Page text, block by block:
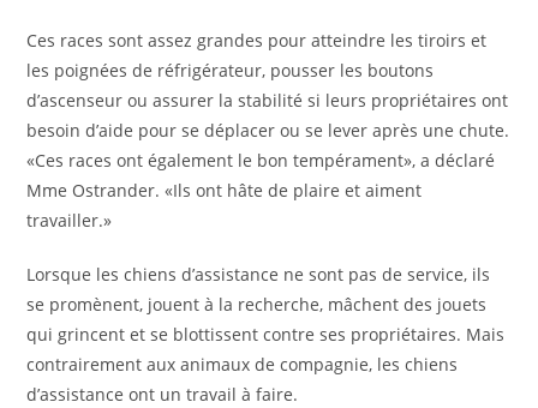
Ces races sont assez grandes pour atteindre les tiroirs et
les poignées de réfrigérateur, pousser les boutons
d’ascenseur ou assurer la stabilité si leurs propriétaires ont
besoin d’aide pour se déplacer ou se lever après une chute.
«Ces races ont également le bon tempérament», a déclaré
Mme Ostrander. «Ils ont hâte de plaire et aiment
travailler.»
Lorsque les chiens d’assistance ne sont pas de service, ils
se promènent, jouent à la recherche, mâchent des jouets
qui grincent et se blottissent contre ses propriétaires. Mais
contrairement aux animaux de compagnie, les chiens
d’assistance ont un travail à faire.